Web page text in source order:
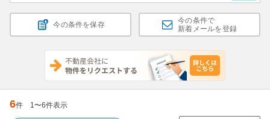
今の条件を保存
今の条件で
新着メールを登録
6件 1〜6件表示